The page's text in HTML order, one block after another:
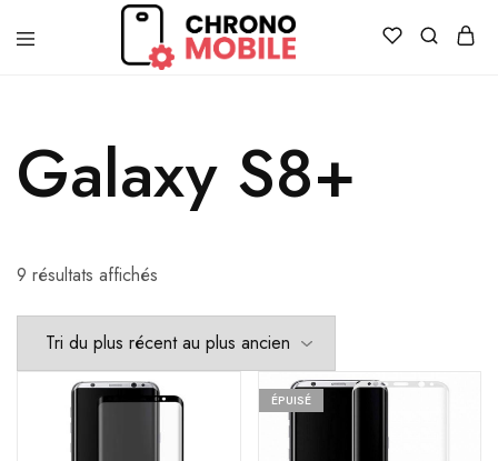
de
smartphones
et
tablettes
Galaxy S8+
9 résultats affichés
ÉPUISÉ